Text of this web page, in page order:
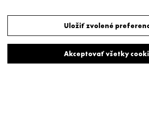
Uložiť zvolené
Akceptovať všetky
Odmietnuť všetky